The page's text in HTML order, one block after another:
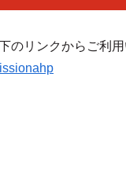
のリンクからご利用